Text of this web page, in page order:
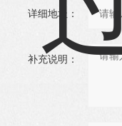
详细地址：
补充说明：